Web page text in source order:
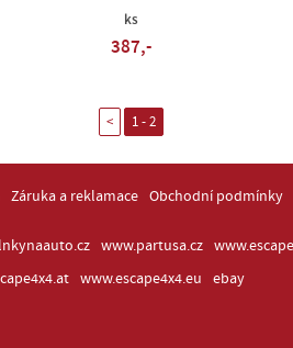
ks
387,-
< 1 - 2
Záruka a reklamace Obchodní podmínky
www.partusa.cz
www.escape4x4.eu ebay